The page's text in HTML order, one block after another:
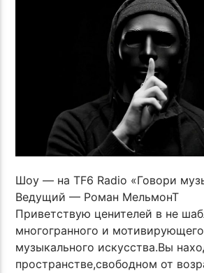
TROLL'S LOVE CHANT (
TROLL44 CCCP CREW
TROLL FAMILY TRIPPING FOOL
TF6 Radio
Шоу — на TF6 Radio «Говори
Ведущий — Роман МельмонТ
Приветствую ценителей в не
многогранного и
музыкального искусства.Вы
пространстве,свободном от